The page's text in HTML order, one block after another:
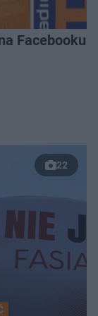
Facebooku!
22